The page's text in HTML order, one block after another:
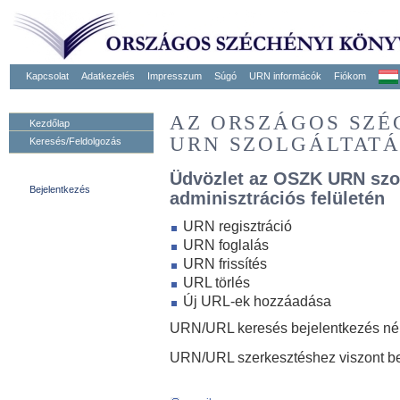
Kapcsolat Adatkezelés Impresszum Súgó URN informácók Fiókom
Kezdőlap
Keresés/Feldolgozás
Bejelentkezés
AZ ORSZÁGOS
URN
Üdvözlet az OSZK URN
adminisztrációs felületén
URN regisztráció
URN foglalás
URN frissítés
URL törlés
Új URL-ek hozzáadása
URN/URL keresés bejelentkezés
URN/URL szerkesztéshez viszont